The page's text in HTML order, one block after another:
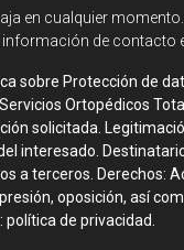
en cualquier momento.
de contacto
sobre Protección de
Ortopédicos
solicitada.
interesado.
a terceros. Derechos:
oposición, así
de privacidad.